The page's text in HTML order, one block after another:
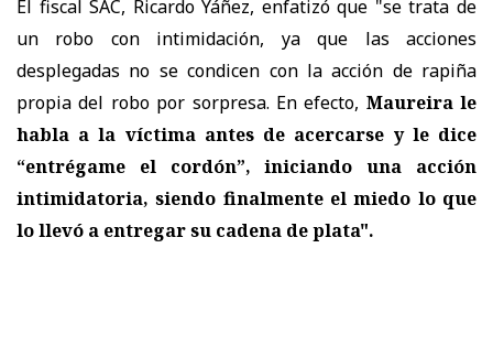
El fiscal SAC, Ricardo Yáñez, enfatizó que "se trata de
un robo con intimidación, ya que las acciones
desplegadas no se condicen con la acción de rapiña
propia del robo por sorpresa. En efecto, Maureira le
habla a la víctima antes de acercarse y le dice
“entrégame el cordón”, iniciando una acción
intimidatoria, siendo finalmente el miedo lo que
lo llevó a entregar su cadena de plata".